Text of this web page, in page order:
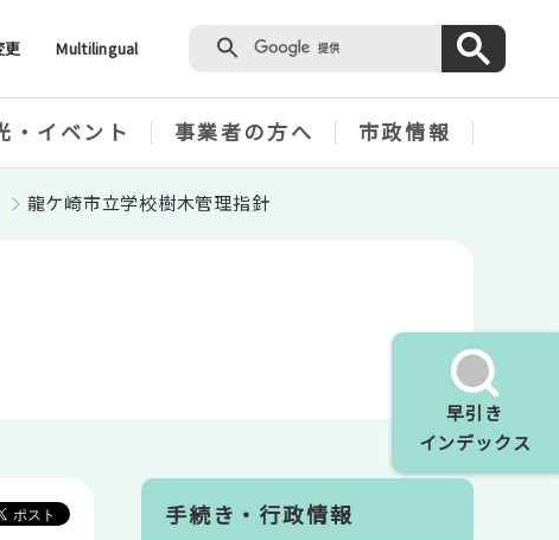
更 Multilingual
早引き
インデックス
・イベント 事業者の方へ 市政情報
龍ケ崎市立学校樹木管理指針
手続き・行政情報